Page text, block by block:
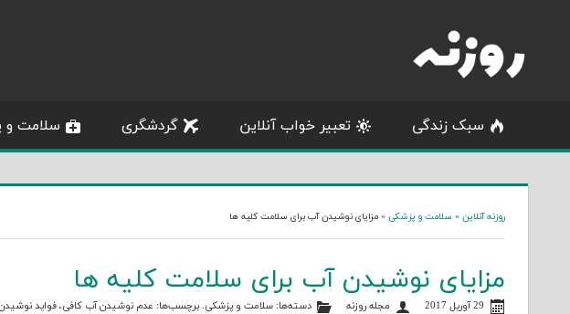
content
سبک زندگی تعبیر خواب آنلاین گردشگری سلامت و
روزنه آنلاین » سلامت و پزشکی »مزایای نوشیدن آب برای سلامت کلیه ها
مزایای نوشیدن آب برای سلامت کلیه ها
29 آوریل 2017 مجله روزنه دسته‌ها:سلامت و پزشکی. برچسب‌ها: عدم نوشیدن آب کافی،فواید